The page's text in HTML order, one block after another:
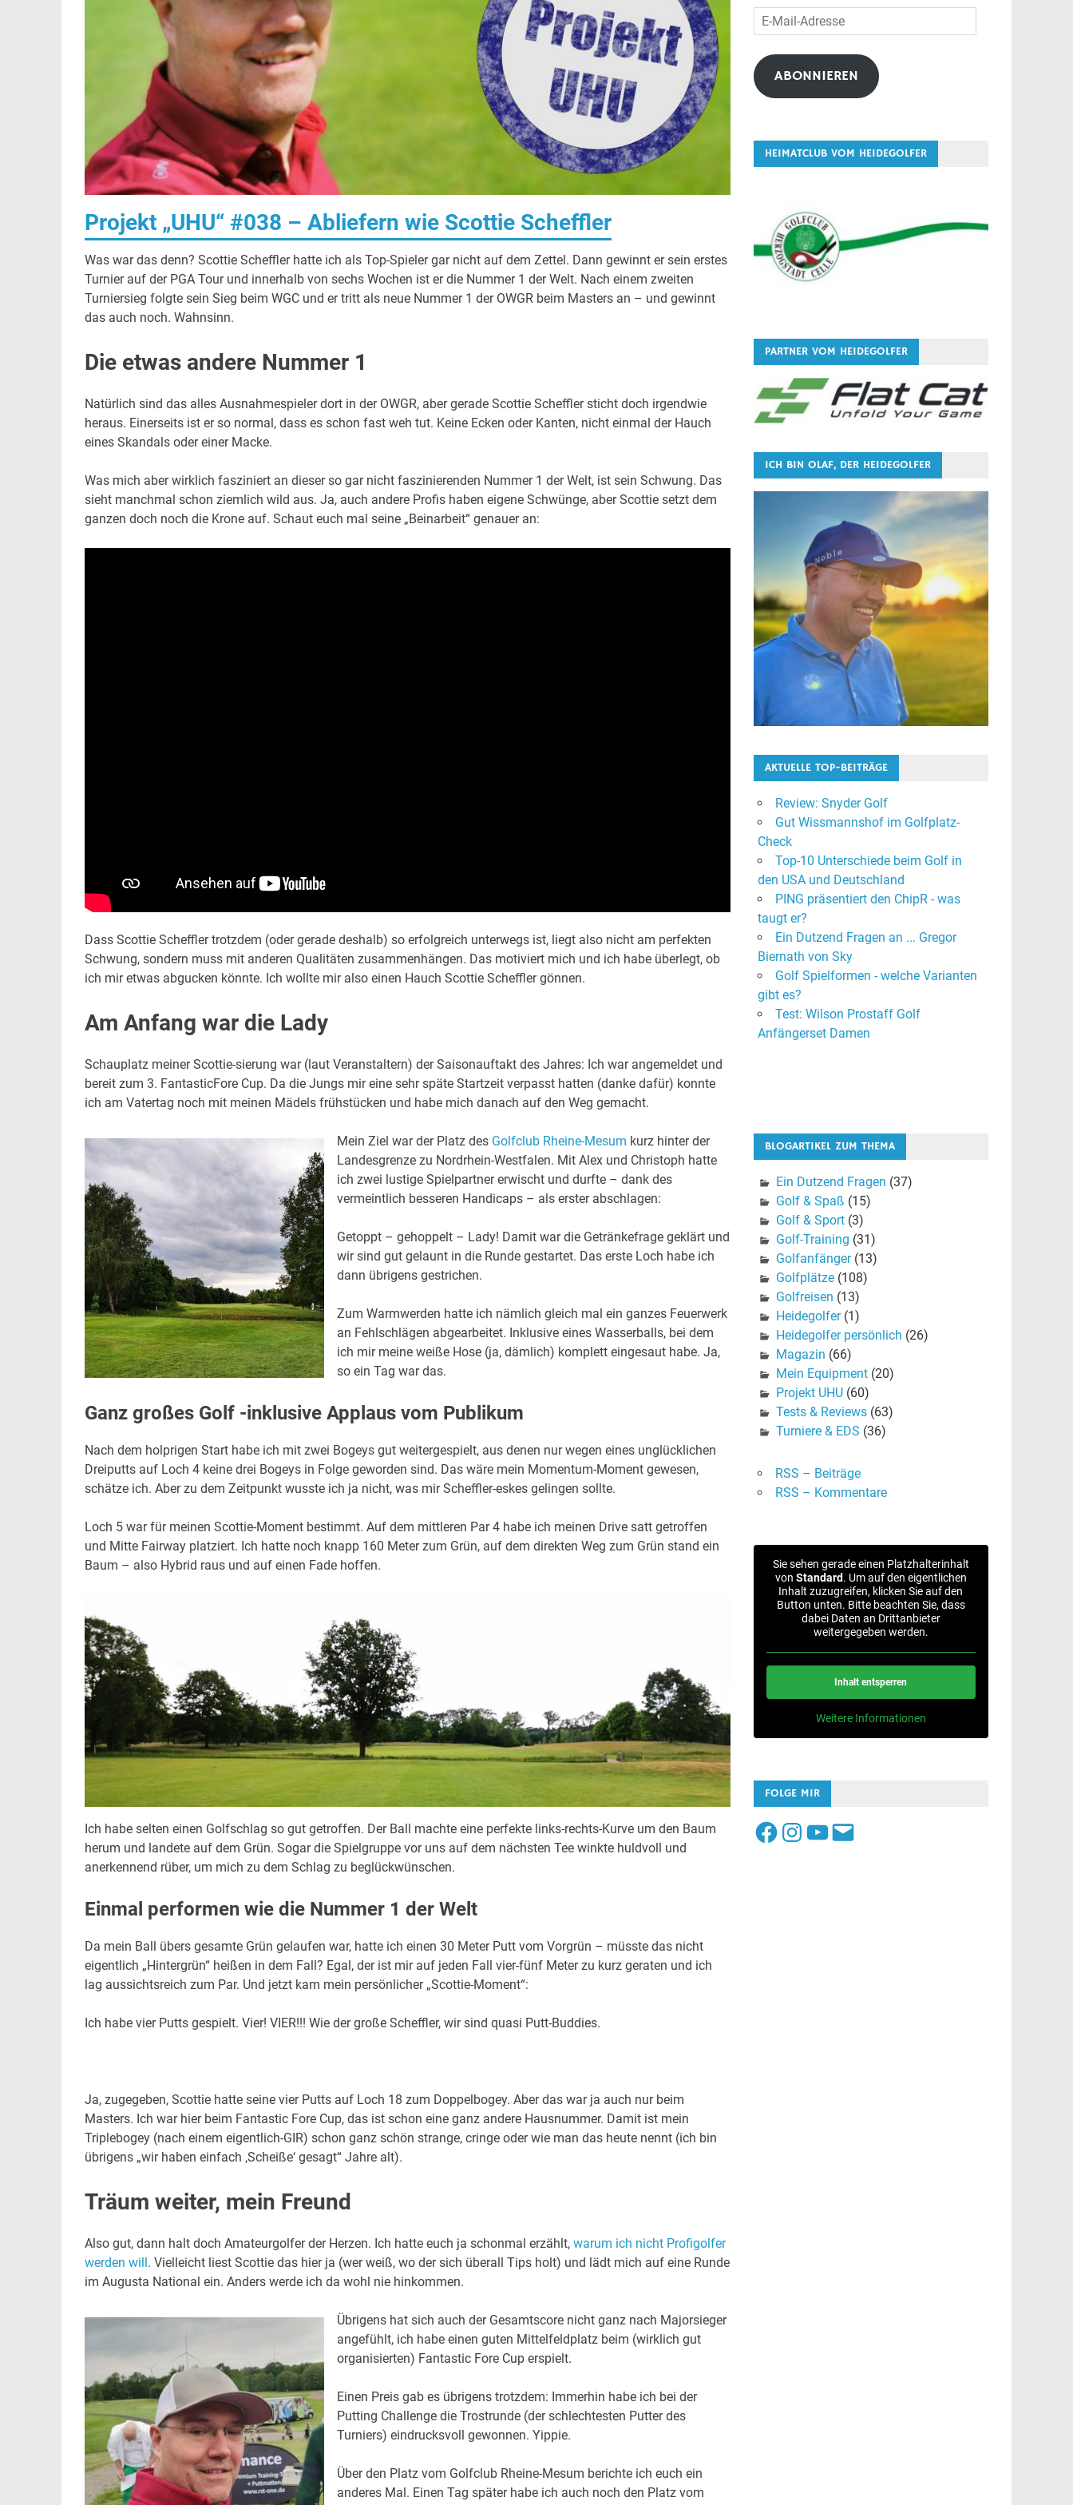
Projekt „UHU“ #038 – Abliefern wie Scottie Scheffler
Was war das denn? Scottie Scheffler hatte ich als Top-Spieler gar nicht auf dem Zettel. Dann gewinnt er sein erstes
Turnier auf der PGA Tour und innerhalb von sechs Wochen ist er die Nummer 1 der Welt. Nach einem zweiten
Turniersieg folgte sein Sieg beim WGC und er tritt als neue Nummer 1 der OWGR beim Masters an – und gewinnt
das auch noch. Wahnsinn.
Die etwas andere Nummer 1
Natürlich sind das alles Ausnahmespieler dort in der OWGR, aber gerade Scottie Scheffler sticht doch irgendwie
heraus. Einerseits ist er so normal, dass es schon fast weh tut. Keine Ecken oder Kanten, nicht einmal der Hauch
eines Skandals oder einer Macke.
Was mich aber wirklich fasziniert an dieser so gar nicht faszinierenden Nummer 1 der Welt, ist sein Schwung. Das
sieht manchmal schon ziemlich wild aus. Ja, auch andere Profis haben eigene Schwünge, aber Scottie setzt dem
ganzen doch noch die Krone auf. Schaut euch mal seine „Beinarbeit“ genauer an:
Dass Scottie Scheffler trotzdem (oder gerade deshalb) so erfolgreich unterwegs ist, liegt also nicht am perfekten
Schwung, sondern muss mit anderen Qualitäten zusammenhängen. Das motiviert mich und ich habe überlegt, ob
ich mir etwas abgucken könnte. Ich wollte mir also einen Hauch Scottie Scheffler gönnen.
Am Anfang war die Lady
Schauplatz meiner Scottie-sierung war (laut Veranstaltern) der Saisonauftakt des Jahres: Ich war angemeldet und
bereit zum 3. FantasticFore Cup. Da die Jungs mir eine sehr späte Startzeit verpasst hatten (danke dafür) konnte
ich am Vatertag noch mit meinen Mädels frühstücken und habe mich danach auf den Weg gemacht.
Mein Ziel war der Platz des Golfclub Rheine-Mesum kurz hinter der
Landesgrenze zu Nordrhein-Westfalen. Mit Alex und Christoph hatte
ich zwei lustige Spielpartner erwischt und durfte – dank des
vermeintlich besseren Handicaps – als erster abschlagen:
Getoppt – gehoppelt – Lady! Damit war die Getränkefrage geklärt und
wir sind gut gelaunt in die Runde gestartet. Das erste Loch habe ich
dann übrigens gestrichen.
Zum Warmwerden hatte ich nämlich gleich mal ein ganzes Feuerwerk
an Fehlschlägen abgearbeitet. Inklusive eines Wasserballs, bei dem
ich mir meine weiße Hose (ja, dämlich) komplett eingesaut habe. Ja,
so ein Tag war das.
Ganz großes Golf -inklusive Applaus vom Publikum
Nach dem holprigen Start habe ich mit zwei Bogeys gut weitergespielt, aus denen nur wegen eines unglücklichen
Dreiputts auf Loch 4 keine drei Bogeys in Folge geworden sind. Das wäre mein Momentum-Moment gewesen,
schätze ich. Aber zu dem Zeitpunkt wusste ich ja nicht, was mir Scheffler-eskes gelingen sollte.
Loch 5 war für meinen Scottie-Moment bestimmt. Auf dem mittleren Par 4 habe ich meinen Drive satt getroffen
und Mitte Fairway platziert. Ich hatte noch knapp 160 Meter zum Grün, auf dem direkten Weg zum Grün stand ein
Baum – also Hybrid raus und auf einen Fade hoffen.
Ich habe selten einen Golfschlag so gut getroffen. Der Ball machte eine perfekte links-rechts-Kurve um den Baum
herum und landete auf dem Grün. Sogar die Spielgruppe vor uns auf dem nächsten Tee winkte huldvoll und
anerkennend rüber, um mich zu dem Schlag zu beglückwünschen.
Einmal performen wie die Nummer 1 der Welt
Da mein Ball übers gesamte Grün gelaufen war, hatte ich einen 30 Meter Putt vom Vorgrün – müsste das nicht
eigentlich „Hintergrün“ heißen in dem Fall? Egal, der ist mir auf jeden Fall vier-fünf Meter zu kurz geraten und ich
lag aussichtsreich zum Par. Und jetzt kam mein persönlicher „Scottie-Moment“:
Ich habe vier Putts gespielt. Vier! VIER!!! Wie der große Scheffler, wir sind quasi Putt-Buddies.
Ja, zugegeben, Scottie hatte seine vier Putts auf Loch 18 zum Doppelbogey. Aber das war ja auch nur beim
Masters. Ich war hier beim Fantastic Fore Cup, das ist schon eine ganz andere Hausnummer. Damit ist mein
Triplebogey (nach einem eigentlich-GIR) schon ganz schön strange, cringe oder wie man das heute nennt (ich bin
übrigens „wir haben einfach ‚Scheiße‘ gesagt“ Jahre alt).
Träum weiter, mein Freund
Also gut, dann halt doch Amateurgolfer der Herzen. Ich hatte euch ja schonmal erzählt, warum ich nicht Profigolfer
werden will. Vielleicht liest Scottie das hier ja (wer weiß, wo der sich überall Tips holt) und lädt mich auf eine Runde
im Augusta National ein. Anders werde ich da wohl nie hinkommen.
Übrigens hat sich auch der Gesamtscore nicht ganz nach Majorsieger
angefühlt, ich habe einen guten Mittelfeldplatz beim (wirklich gut
organisierten) Fantastic Fore Cup erspielt.
Einen Preis gab es übrigens trotzdem: Immerhin habe ich bei der
Putting Challenge die Trostrunde (der schlechtesten Putter des
Turniers) eindrucksvoll gewonnen. Yippie.
Über den Platz vom Golfclub Rheine-Mesum berichte ich euch ein
anderes Mal. Einen Tag später habe ich auch noch den Platz vom
E-
Mail-
Adresse
ABONNIEREN
HEIMATCLUB VOM HEIDEGOLFER
PARTNER VOM HEIDEGOLFER
ICH BIN OLAF, DER HEIDEGOLFER
AKTUELLE TOP-BEITRÄGE
Review: Snyder Golf
Gut Wissmannshof im Golfplatz-
Check
Top-10 Unterschiede beim Golf in
den USA und Deutschland
PING präsentiert den ChipR - was
taugt er?
Ein Dutzend Fragen an ... Gregor
Biernath von Sky
Golf Spielformen - welche Varianten
gibt es?
Test: Wilson Prostaff Golf
Anfängerset Damen
BLOGARTIKEL ZUM THEMA
Ein Dutzend Fragen (37)
Golf & Spaß (15)
Golf & Sport(3)
Golf-Training (31)
Golfanfänger(13)
Golfplätze(108)
Golfreisen (13)
Heidegolfer(1)
Heidegolfer persönlich (26)
Magazin (66)
Mein Equipment(20)
Projekt UHU(60)
Tests & Reviews(63)
Turniere & EDS (36)
RSS – Beiträge
RSS – Kommentare
Sie sehen gerade einen Platzhalterinhalt
von Standard. Um auf den eigentlichen
Inhalt zuzugreifen, klicken Sie auf den
Button unten. Bitte beachten Sie, dass
dabei Daten an Drittanbieter
weitergegeben werden.
Inhalt entsperren
Weitere Informationen
FOLGE MIR
FacebookInstagram
YouTube
E-
Mail